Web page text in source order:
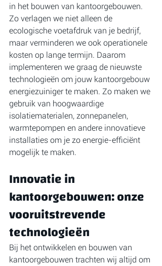
in het bouwen van kantoorgebouwen.
Zo verlagen we niet alleen de
ecologische voetafdruk van je bedrijf,
maar verminderen we ook operationele
kosten op lange termijn. Daarom
implementeren we graag de nieuwste
technologieën om jouw kantoorgebouw
energiezuiniger te maken. Zo maken we
gebruik van hoogwaardige
isolatiematerialen, zonnepanelen,
warmtepompen en andere innovatieve
installaties om je zo energie-efficiënt
mogelijk te maken.
Innovatie in
kantoorgebouwen: onze
vooruitstrevende
technologieën
Bij het ontwikkelen en bouwen van
kantoorgebouwen trachten wij altijd om